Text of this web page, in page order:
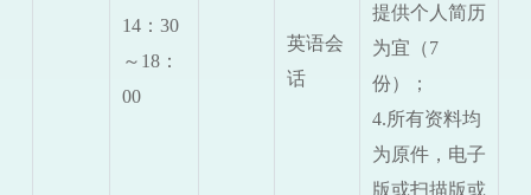
提供个人简历
为宜（7
份）；
4.所有资料均
为原件，电子
版或扫描版或
14：30
～18：
00
英语会
话